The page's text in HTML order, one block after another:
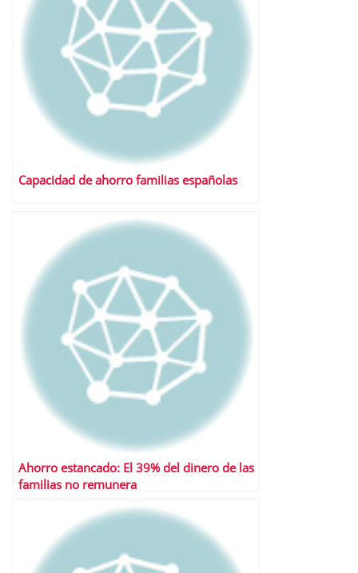
Capacidad de ahorro familias españolas
Ahorro estancado: El 39% del dinero de las
familias no remunera